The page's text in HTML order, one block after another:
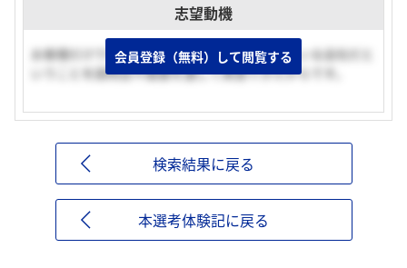
志望動機
お客様だけでなく、社員一人一人を大切にしている会社だと
いうことを説明会や面接を通して実感できたからです。
会員登録（無料）して閲覧する
検索結果に戻る
本選考体験記に戻る